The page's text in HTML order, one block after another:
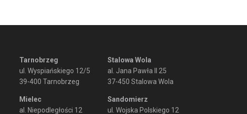
Tarnobrzeg
ul. Wyspiańskiego 12/5
39-400 Tarnobrzeg
Mielec
al. Niepodległości 12
Stalowa Wola
al. Jana Pawła II 25
37-450 Stalowa Wola
Sandomierz
ul. Wojska Polskiego 12